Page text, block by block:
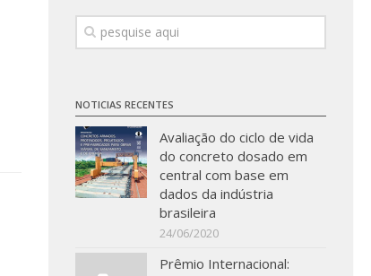
NOTICIAS RECENTES
Avaliação do ciclo de vida
do concreto dosado em
central com base em
dados da indústria
brasileira
24/06/2020
Prêmio Internacional: